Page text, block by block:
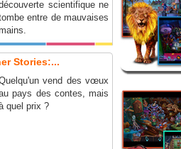
scientifique ne
entre de mauvaises
Stories:...
vend des vœux
pays des contes, mais
quel prix ?